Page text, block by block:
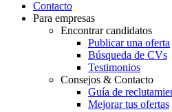
Contacto
Para empresas
Encontrar candidatos
Publicar una oferta
Búsqueda de CVs
Testimonios
Consejos & Contacto
Guía de
Mejorar tus ofertas